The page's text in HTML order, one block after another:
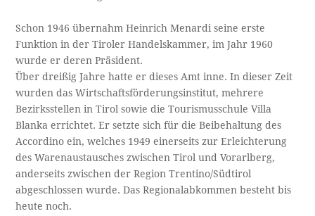
Schon 1946 übernahm Heinrich Menardi seine erste
Funktion in der Tiroler Handelskammer, im Jahr 1960
wurde er deren Präsident.
Über dreißig Jahre hatte er dieses Amt inne. In dieser Zeit
wurden das Wirtschaftsförderungsinstitut, mehrere
Bezirksstellen in Tirol sowie die Tourismusschule Villa
Blanka errichtet. Er setzte sich für die Beibehaltung des
Accordino ein, welches 1949 einerseits zur Erleichterung
des Warenaustausches zwischen Tirol und Vorarlberg,
anderseits zwischen der Region Trentino/Südtirol
abgeschlossen wurde. Das Regionalabkommen besteht bis
heute noch.